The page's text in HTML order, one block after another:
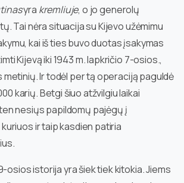
yra kremliuje, o jo generolų
Tai nėra situacija su Kijevo užėmimu
kai iš ties buvo duotas įsakymas
Kijevą iki 1943 m. lapkričio 7-osios.,
Ir todėl per tą operaciją paguldė
karių. Betgi šiuo atžvilgiu laikai
nesiųs papildomų pajėgų į
ir taip kasdien patiria
osios istorija yra šiek tiek kitokia. Jiems